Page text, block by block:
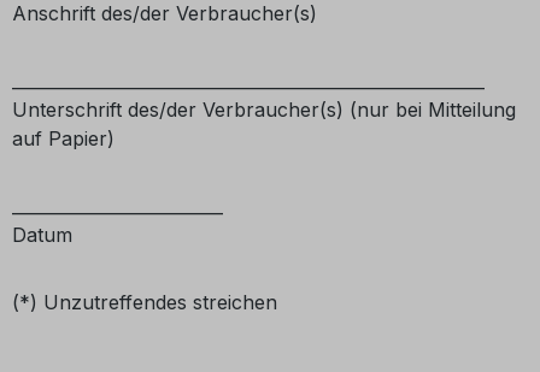
Anschrift des/der Verbraucher(s)
Unterschrift des/der Verbraucher(s) (nur bei Mitteilung
auf Papier)
Datum
(*) Unzutreffendes streichen